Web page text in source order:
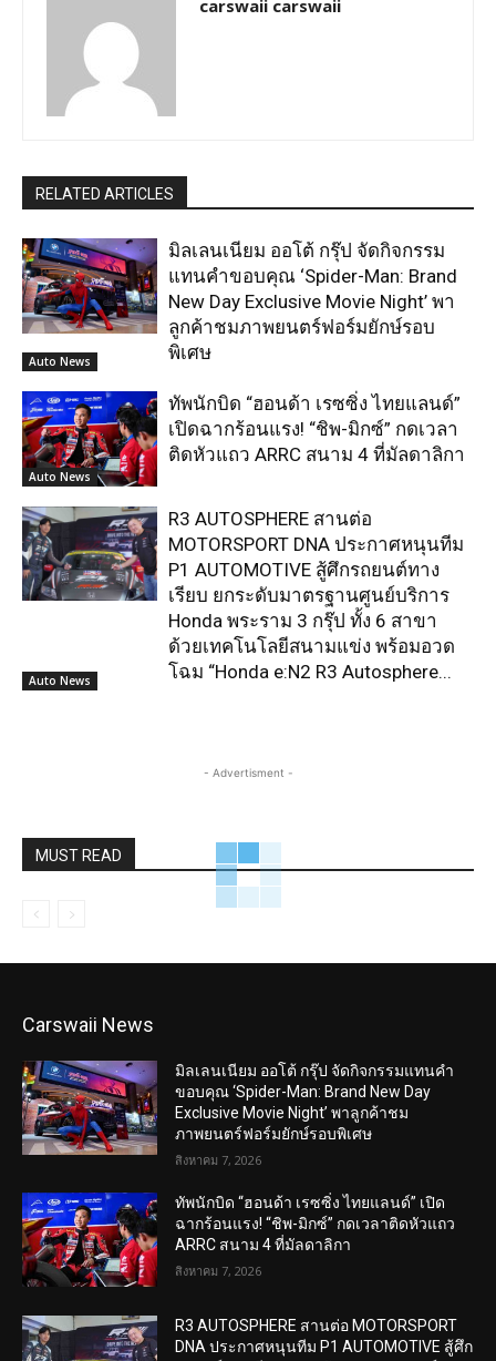
carswaii carswaii
RELATED ARTICLES
Auto News
มิลเลนเนียม ออโต้ กรุ๊ป จัดกิจกรรม
แทนคำขอบคุณ ‘Spider-Man: Brand
New Day Exclusive Movie Night’ พา
ลูกค้าชมภาพยนตร์ฟอร์มยักษ์รอบ
พิเศษ
Auto News
ทัพนักบิด “ฮอนด้า เรซซิ่ง ไทยแลนด์”
เปิดฉากร้อนแรง! “ชิพ-มิกซ์” กดเวลา
ติดหัวแถว ARRC สนาม 4 ที่มัลดาลิกา
Auto News
R3 AUTOSPHERE สานต่อ
MOTORSPORT DNA ประกาศหนุนทีม
P1 AUTOMOTIVE สู้ศึกรถยนต์ทาง
เรียบ ยกระดับมาตรฐานศูนย์บริการ
Honda พระราม 3 กรุ๊ป ทั้ง 6 สาขา
ด้วยเทคโนโลยีสนามแข่ง พร้อมอวด
โฉม “Honda e:N2 R3 Autosphere...
- Advertisment -
MUST READ
Carswaii News
มิลเลนเนียม ออโต้ กรุ๊ป จัดกิจกรรมแทนคำ
ขอบคุณ ‘Spider-Man: Brand New Day
Exclusive Movie Night’ พาลูกค้าชม
ภาพยนตร์ฟอร์มยักษ์รอบพิเศษ
สิงหาคม 7, 2026
ทัพนักบิด “ฮอนด้า เรซซิ่ง ไทยแลนด์” เปิด
ฉากร้อนแรง! “ชิพ-มิกซ์” กดเวลาติดหัวแถว
ARRC สนาม 4 ที่มัลดาลิกา
สิงหาคม 7, 2026
R3 AUTOSPHERE สานต่อ MOTORSPORT
DNA ประกาศหนุนทีม P1 AUTOMOTIVE สู้ศึก